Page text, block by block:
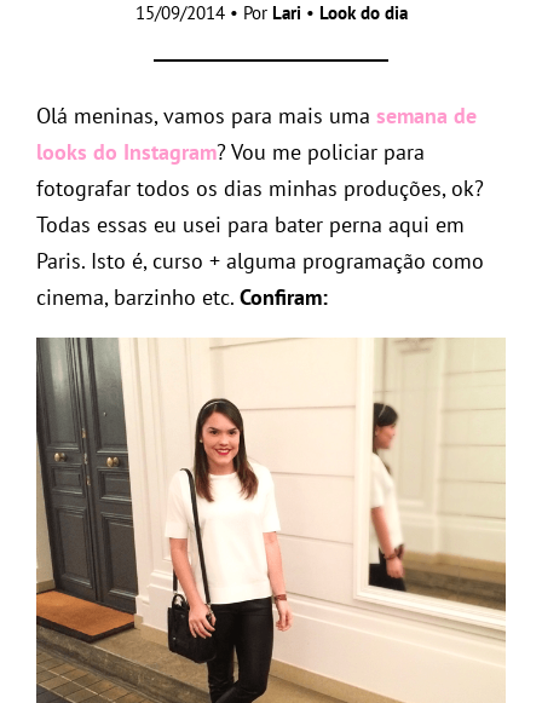
15/09/2014 • Por Lari • Look do dia
Olá meninas, vamos para mais uma semana de
looks do Instagram? Vou me policiar para
fotografar todos os dias minhas produções, ok?
Todas essas eu usei para bater perna aqui em
Paris. Isto é, curso + alguma programação como
cinema, barzinho etc. Confiram: